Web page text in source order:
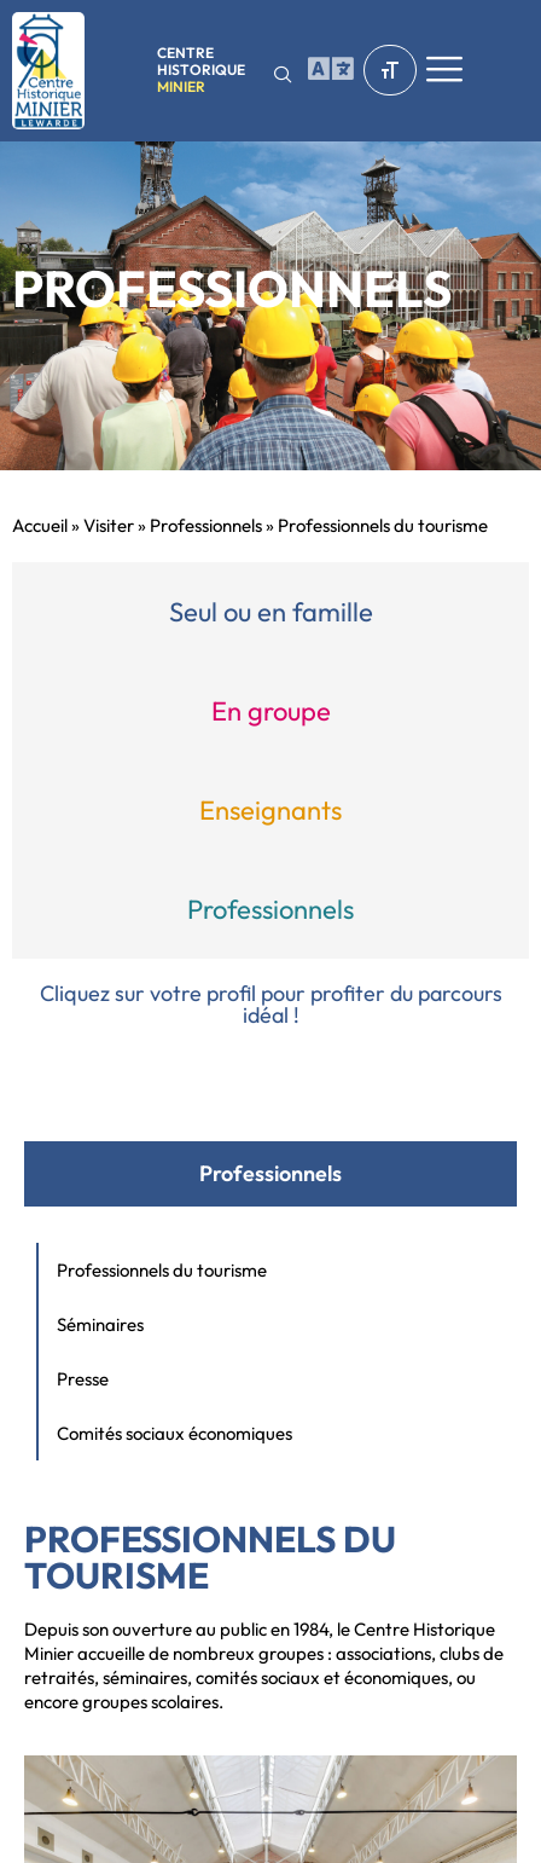
CENTRE
HISTORIQUE
MINIER
PROFESSIONNELS
Accueil»Visiter» Professionnels» Professionnels du tourisme
Seul ou en famille
En groupe
Enseignants
Professionnels
Cliquez sur votre profil pour profiter du parcours
idéal !
Professionnels
Professionnels du tourisme
Séminaires
Presse
Comités sociaux économiques
PROFESSIONNELS DU
TOURISME
Depuis son ouverture au public en 1984, le Centre Historique
Minier accueille de nombreux groupes : associations, clubs de
retraités, séminaires, comités sociaux et économiques, ou
encore groupes scolaires.